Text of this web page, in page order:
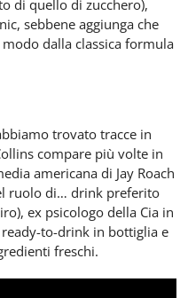
di quello di zucchero),
sebbene aggiunga che
dalla classica formula
trovato tracce in
compare più volte in
americana di Jay Roach
ruolo di… drink preferito
ex psicologo della Cia in
to-drink in bottiglia e
freschi.